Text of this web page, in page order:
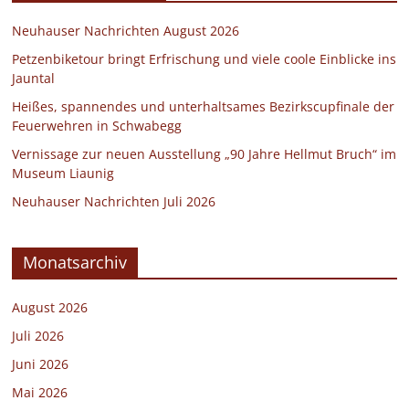
Neuhauser Nachrichten August 2026
Petzenbiketour bringt Erfrischung und viele coole Einblicke ins
Jauntal
Heißes, spannendes und unterhaltsames Bezirkscupfinale der
Feuerwehren in Schwabegg
Vernissage zur neuen Ausstellung „90 Jahre Hellmut Bruch“ im
Museum Liaunig
Neuhauser Nachrichten Juli 2026
Monatsarchiv
August 2026
Juli 2026
Juni 2026
Mai 2026